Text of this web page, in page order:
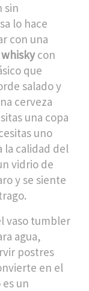
sin
lo hace
con una
whiskycon
que
salado y
cerveza
una copa
uno
la calidad del
vidrio de
y se siente
vaso tumbler
agua,
postres
en el
un